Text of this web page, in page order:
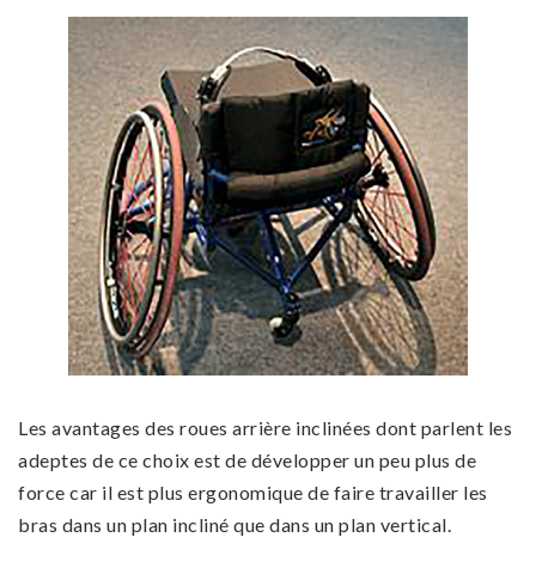
Les avantages des roues arrière inclinées dont parlent les
adeptes de ce choix est de développer un peu plus de
force car il est plus ergonomique de faire travailler les
bras dans un plan incliné que dans un plan vertical.